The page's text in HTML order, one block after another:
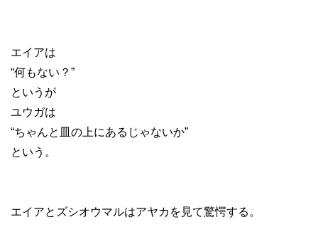
エイアは
“何もない？”
というが
ユウガは
“ちゃんと皿の上にあるじゃないか”
という。
エイアとズシオウマルはアヤカを見て驚愕する。